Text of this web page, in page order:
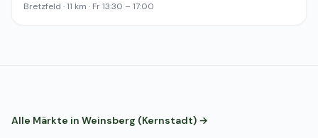
Bretzfeld · 11 km · Fr 13:30 – 17:00
Alle Märkte in Weinsberg (Kernstadt) →